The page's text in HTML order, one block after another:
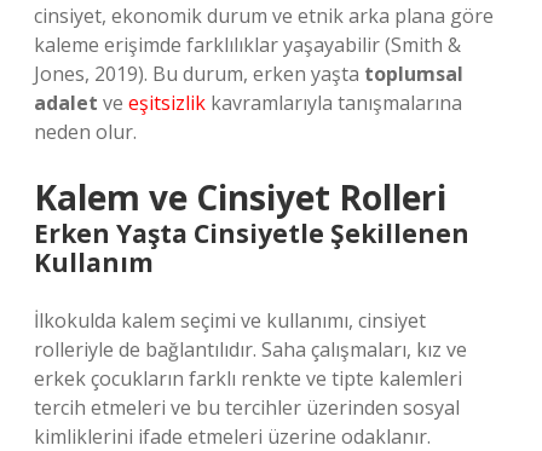
cinsiyet, ekonomik durum ve etnik arka plana göre
kaleme erişimde farklılıklar yaşayabilir (Smith &
Jones, 2019). Bu durum, erken yaşta toplumsal
adalet ve eşitsizlik kavramlarıyla tanışmalarına
neden olur.
Kalem ve Cinsiyet Rolleri
Erken Yaşta Cinsiyetle Şekillenen
Kullanım
İlkokulda kalem seçimi ve kullanımı, cinsiyet
rolleriyle de bağlantılıdır. Saha çalışmaları, kız ve
erkek çocukların farklı renkte ve tipte kalemleri
tercih etmeleri ve bu tercihler üzerinden sosyal
kimliklerini ifade etmeleri üzerine odaklanır.